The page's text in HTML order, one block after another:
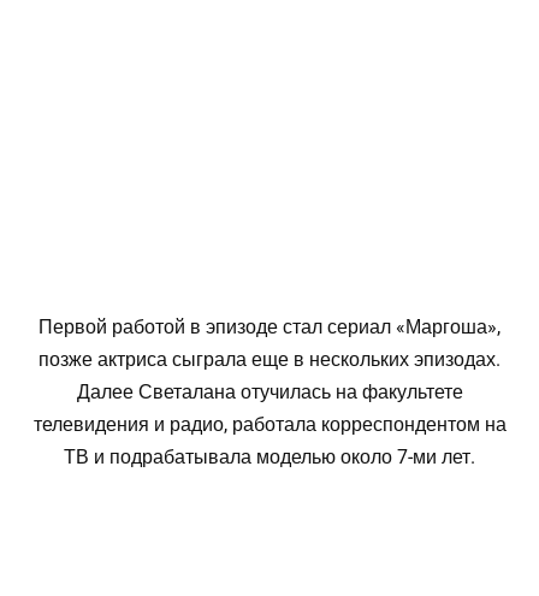
Первой работой в эпизоде стал сериал «Маргоша»,
позже актриса сыграла еще в нескольких эпизодах.
Далее Светалана отучилась на факультете
телевидения и радио, работала корреспондентом на
ТВ и подрабатывала моделью около 7-ми лет.